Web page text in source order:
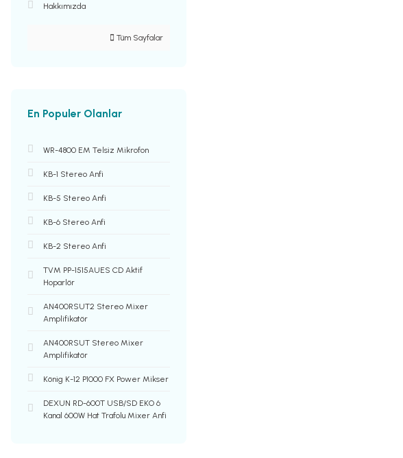
Hakkımızda
Tüm Sayfalar
En Populer Olanlar
WR-4800 EM Telsiz Mikrofon
KB-1 Stereo Anfi
KB-5 Stereo Anfi
KB-6 Stereo Anfi
KB-2 Stereo Anfi
TVM PP-1515AUES CD Aktif
Hoparlör
AN400RSUT2 Stereo Mixer
Amplifikatör
AN400RSUT Stereo Mixer
Amplifikatör
König K-12 P1000 FX Power Mikser
DEXUN RD-600T USB/SD EKO 6
Kanal 600W Hat Trafolu Mixer Anfi